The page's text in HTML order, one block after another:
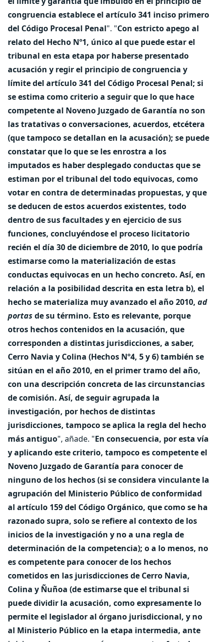
congruencia establece el artículo 341 inciso primero
del Código Procesal Penal". "Con estricto apego al
relato del Hecho Nº1, único al que puede estar el
tribunal en esta etapa por haberse presentado
acusación y regir el principio de congruencia y
límite del artículo 341 del Código Procesal Penal; si
se estima como criterio a seguir que lo que hace
competente al Noveno Juzgado de Garantía no son
las tratativas o conversaciones, acuerdos, etcétera
(que tampoco se detallan en la acusación); se puede
constatar que lo que se les enrostra a los
imputados es haber desplegado conductas que se
estiman por el tribunal del todo equivocas, como
votar en contra de determinadas propuestas, y que
se deducen de estos acuerdos existentes, todo
dentro de sus facultades y en ejercicio de sus
funciones, concluyéndose el proceso licitatorio
recién el día 30 de diciembre de 2010, lo que podría
estimarse como la materialización de estas
conductas equivocas en un hecho concreto. Así, en
relación a la posibilidad descrita en esta letra b), el
hecho se materializa muy avanzado el año 2010, ad
portas de su término. Esto es relevante, porque
otros hechos contenidos en la acusación, que
corresponden a distintas jurisdicciones, a saber,
Cerro Navia y Colina (Hechos Nº4, 5 y 6) también se
sitúan en el año 2010, en el primer tramo del año,
con una descripción concreta de las circunstancias
de comisión. Así, de seguir agrupada la
investigación, por hechos de distintas
jurisdicciones, tampoco se aplica la regla del hecho
más antiguo", añade. "En consecuencia, por esta vía
y aplicando este criterio, tampoco es competente el
Noveno Juzgado de Garantía para conocer de
ninguno de los hechos (si se considera vinculante la
agrupación del Ministerio Público de conformidad
al artículo 159 del Código Orgánico, que como se ha
razonado supra, solo se refiere al contexto de los
inicios de la investigación y no a una regla de
determinación de la competencia); o a lo menos, no
es competente para conocer de los hechos
cometidos en las jurisdicciones de Cerro Navia,
Colina y Ñuñoa (de estimarse que el tribunal si
puede dividir la acusación, como expresamente lo
permite el legislador al órgano jurisdiccional, y no
al Ministerio Público en la etapa intermedia, ante